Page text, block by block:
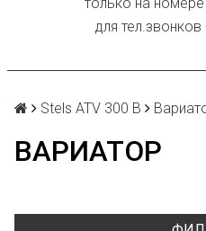
для тел.звонков
Stels ATV 300 B
ВАРИАТОР